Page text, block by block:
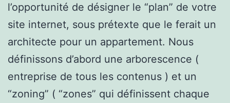
l’opportunité de désigner le “plan” de votre
site internet, sous prétexte que le ferait un
architecte pour un appartement. Nous
définissons d’abord une arborescence (
entreprise de tous les contenus ) et un
“zoning” ( “zones” qui définissent chaque